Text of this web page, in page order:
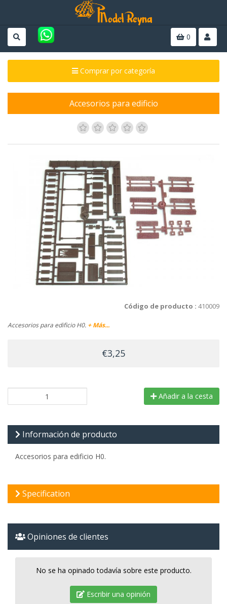
0
Comprar por categoría
Accesorios para edificio
Código de producto : 410009
Accesorios para edificio H0. + Más...
€3,25
Añadir a la cesta
Información de producto
Accesorios para edificio H0.
Specification
Opiniones de clientes
No se ha opinado todavía sobre este producto.
Escribir una opinión